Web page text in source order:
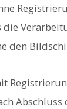
die
den